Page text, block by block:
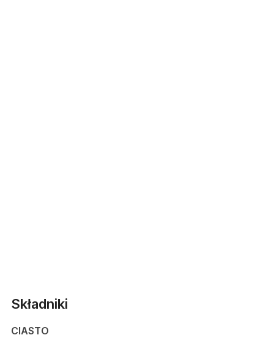
Składniki
CIASTO